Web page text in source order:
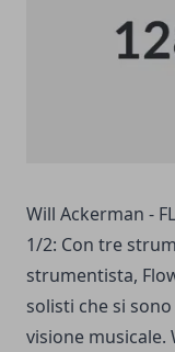
Will Ackerman -
1/2: Con tre
strumentista,
solisti che si
visione musicale.